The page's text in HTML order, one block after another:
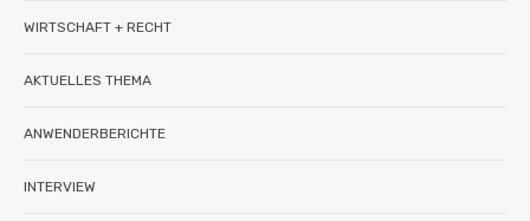
WIRTSCHAFT + RECHT
AKTUELLES THEMA
ANWENDERBERICHTE
INTERVIEW